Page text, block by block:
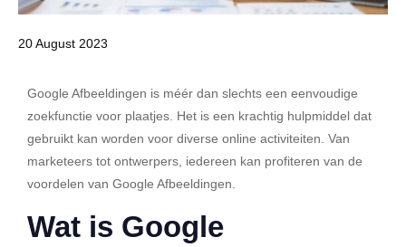
20 August 2023
Google Afbeeldingen is méér dan slechts een eenvoudige
zoekfunctie voor plaatjes. Het is een krachtig hulpmiddel dat
gebruikt kan worden voor diverse online activiteiten. Van
marketeers tot ontwerpers, iedereen kan profiteren van de
voordelen van Google Afbeeldingen.
Wat is Google